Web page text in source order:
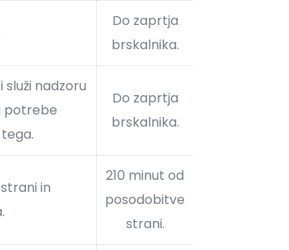
Do zaprtja
brskalnika.
nadzoru
potrebe
Do zaprtja
brskalnika.
in
210 minut od
posodobitve
strani.